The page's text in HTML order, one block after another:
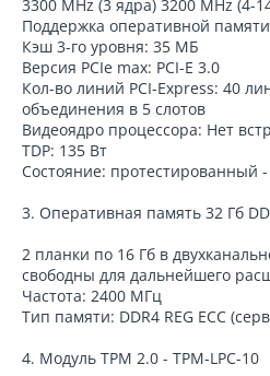
3300 MHz (3 ядра) 3200 MHz (4-
Поддержка оперативной
Кэш 3-го уровня: 35 МБ
Версия PCIe max: PCI-E 3.0
Кол-во линий PCI-Express: 40
объединения в 5 слотов
Видеоядро процессора: Нет
TDP: 135 Вт
Состояние: протестированный
3. Оперативная память 32 Гб
2 планки по 16 Гб в
свободны для дальнейшего
Частота: 2400 МГц
Тип памяти: DDR4 REG ECC
4. Модуль TPM 2.0 - TPM-LPC-10